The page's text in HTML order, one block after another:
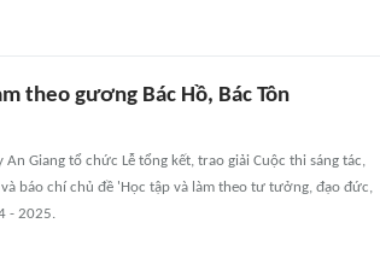
theo gương Bác Hồ, Bác Tôn
An Giang tổ chức Lễ tổng kết, trao giải Cuộc thi sáng tác,
báo chí chủ đề 'Học tập và làm theo tư tưởng, đạo đức,
- 2025.